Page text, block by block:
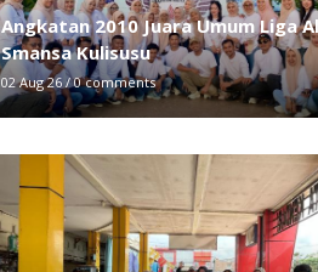
Angkatan 2010 Juara Umum Liga
Smansa Kulisusu
02 Aug 26 /0 comments